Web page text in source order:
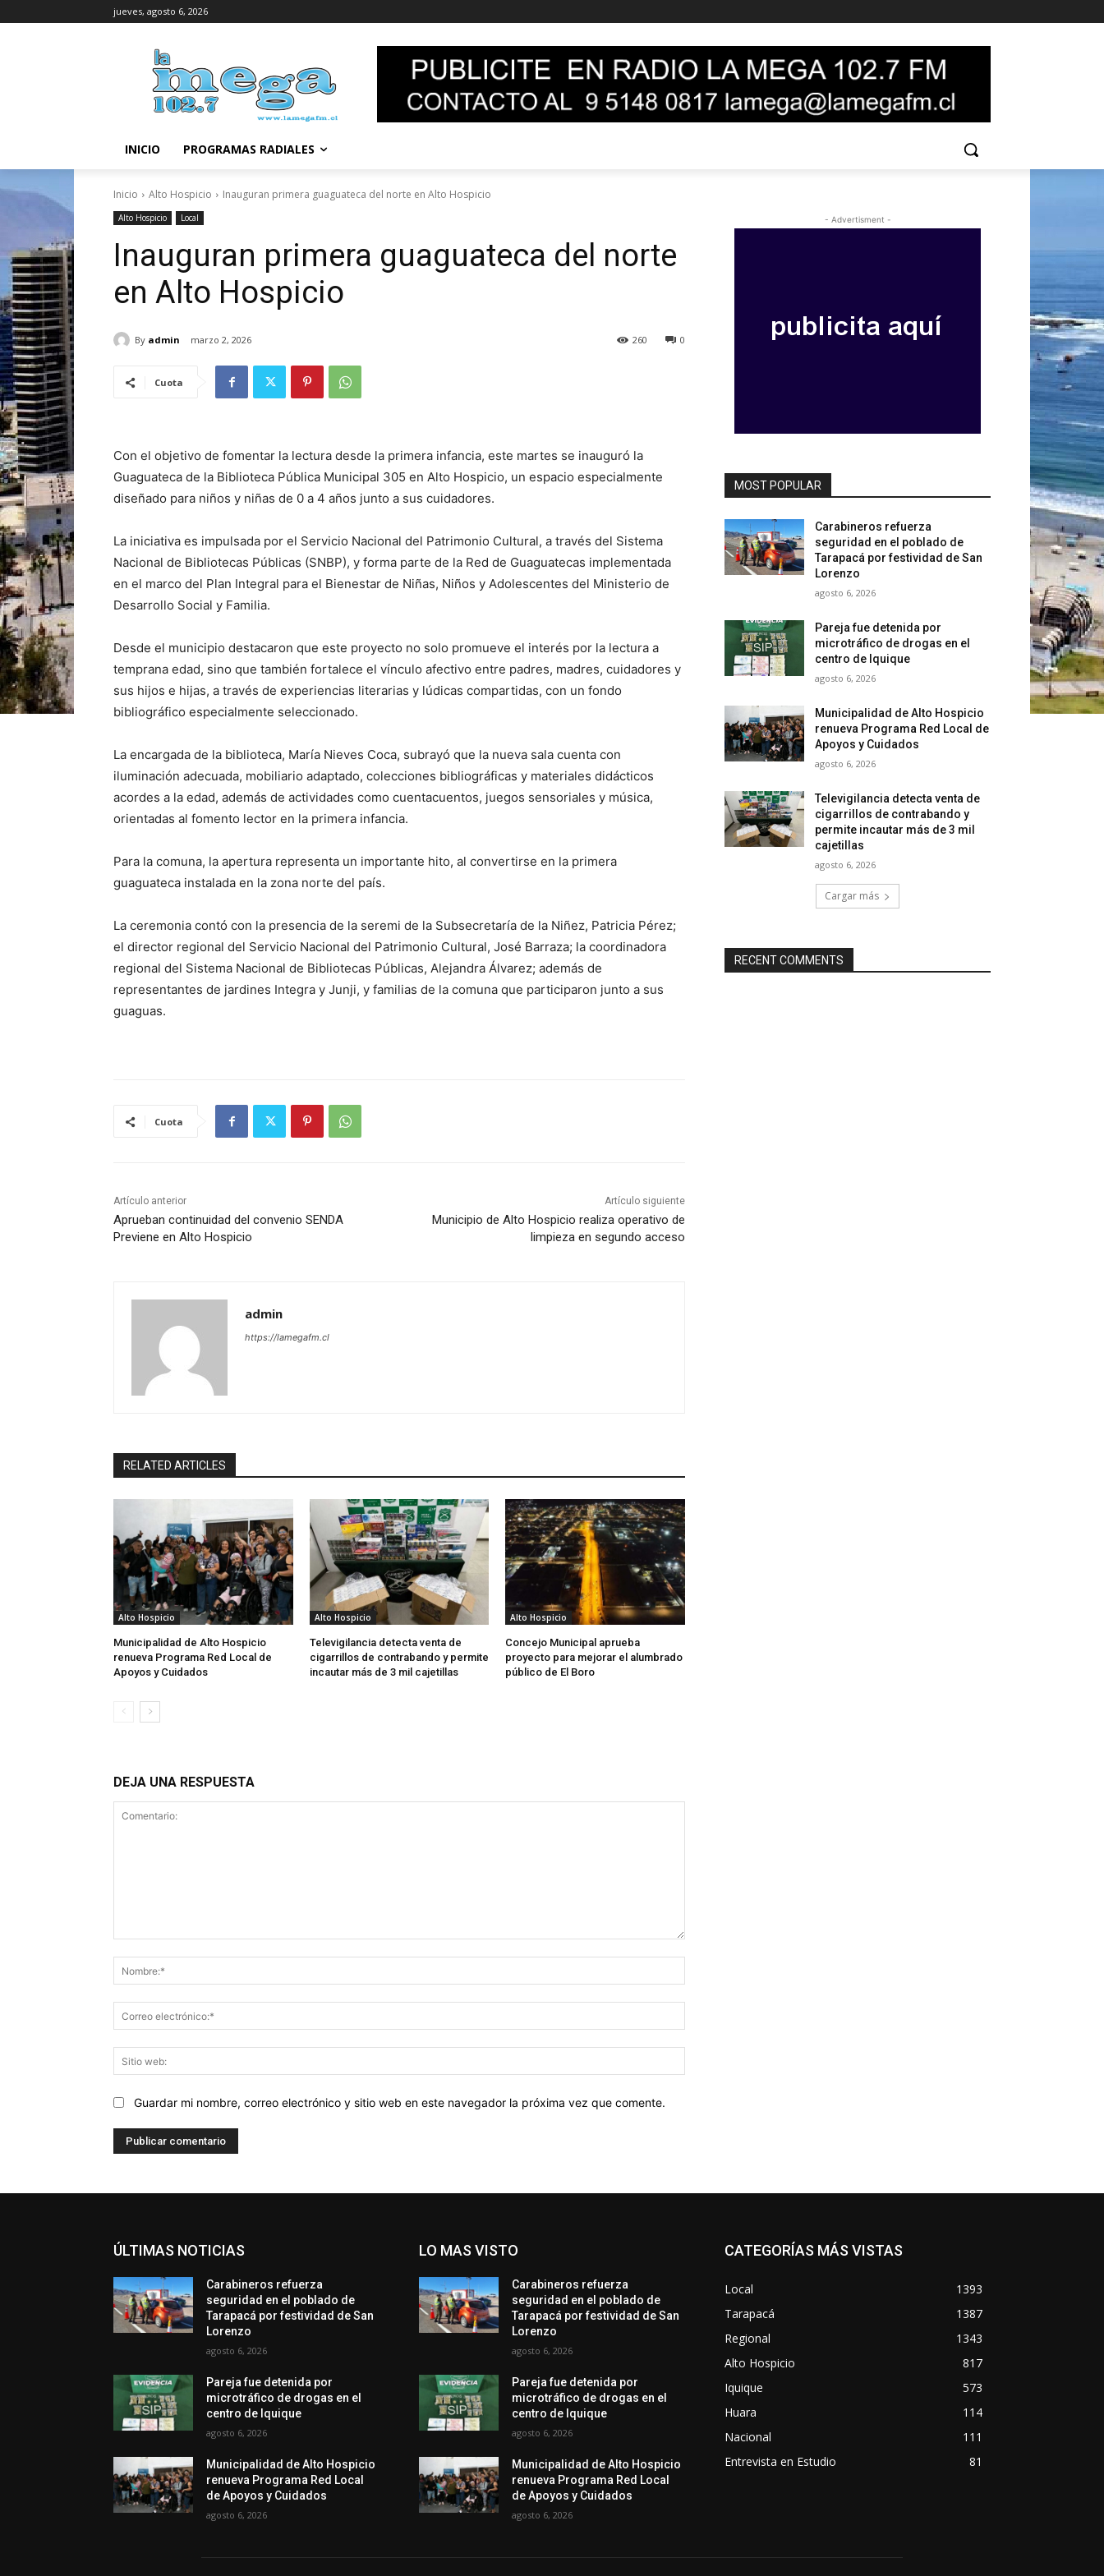
jueves, agosto 6, 2026
INICIO PROGRAMAS RADIALES
Inicio Alto Hospicio Inauguran primera guaguateca del norte en Alto Hospicio
Alto Hospicio Local
Inauguran primera guaguateca del norte
en Alto Hospicio
By admin marzo 2, 2026 0
260
Cuota
Con el objetivo de fomentar la lectura desde la primera infancia, este martes se inauguró la
Guaguateca de la Biblioteca Pública Municipal 305 en Alto Hospicio, un espacio especialmente
diseñado para niños y niñas de 0 a 4 años junto a sus cuidadores.
La iniciativa es impulsada por el Servicio Nacional del Patrimonio Cultural, a través del Sistema
Nacional de Bibliotecas Públicas (SNBP), y forma parte de la Red de Guaguatecas implementada
en el marco del Plan Integral para el Bienestar de Niñas, Niños y Adolescentes del Ministerio de
Desarrollo Social y Familia.
Desde el municipio destacaron que este proyecto no solo promueve el interés por la lectura a
temprana edad, sino que también fortalece el vínculo afectivo entre padres, madres, cuidadores y
sus hijos e hijas, a través de experiencias literarias y lúdicas compartidas, con un fondo
bibliográfico especialmente seleccionado.
La encargada de la biblioteca, María Nieves Coca, subrayó que la nueva sala cuenta con
iluminación adecuada, mobiliario adaptado, colecciones bibliográficas y materiales didácticos
acordes a la edad, además de actividades como cuentacuentos, juegos sensoriales y música,
orientadas al fomento lector en la primera infancia.
Para la comuna, la apertura representa un importante hito, al convertirse en la primera
guaguateca instalada en la zona norte del país.
La ceremonia contó con la presencia de la seremi de la Subsecretaría de la Niñez, Patricia Pérez;
el director regional del Servicio Nacional del Patrimonio Cultural, José Barraza; la coordinadora
regional del Sistema Nacional de Bibliotecas Públicas, Alejandra Álvarez; además de
representantes de jardines Integra y Junji, y familias de la comuna que participaron junto a sus
guaguas.
Cuota
Artículo anterior
Aprueban continuidad del convenio SENDA
Previene en Alto Hospicio
Artículo siguiente
Municipio de Alto Hospicio realiza operativo de
limpieza en segundo acceso
admin
https://lamegafm.cl
RELATED ARTICLES
Alto Hospicio
Municipalidad de Alto Hospicio
renueva Programa Red Local de
Apoyos y Cuidados
Alto Hospicio
Televigilancia detecta venta de
cigarrillos de contrabando y permite
incautar más de 3 mil cajetillas
Alto Hospicio
Concejo Municipal aprueba
proyecto para mejorar el alumbrado
público de El Boro
DEJA UNA RESPUESTA
electrónico:*
web:
Guardar mi nombre, correo electrónico y sitio web en este navegador la próxima vez que comente.
- Advertisment -
MOST POPULAR
Carabineros refuerza
seguridad en el poblado de
Tarapacá por festividad de San
Lorenzo
agosto 6, 2026
Pareja fue detenida por
microtráfico de drogas en el
centro de Iquique
agosto 6, 2026
Municipalidad de Alto Hospicio
renueva Programa Red Local de
Apoyos y Cuidados
agosto 6, 2026
Televigilancia detecta venta de
cigarrillos de contrabando y
permite incautar más de 3 mil
cajetillas
agosto 6, 2026
Cargar más
RECENT COMMENTS
ÚLTIMAS NOTICIAS
Carabineros refuerza
seguridad en el poblado de
Tarapacá por festividad de San
Lorenzo
agosto 6, 2026
Pareja fue detenida por
microtráfico de drogas en el
centro de Iquique
agosto 6, 2026
Municipalidad de Alto Hospicio
renueva Programa Red Local
de Apoyos y Cuidados
agosto 6, 2026
LO MAS VISTO
Carabineros refuerza
seguridad en el poblado de
Tarapacá por festividad de San
Lorenzo
agosto 6, 2026
Pareja fue detenida por
microtráfico de drogas en el
centro de Iquique
agosto 6, 2026
Municipalidad de Alto Hospicio
renueva Programa Red Local
de Apoyos y Cuidados
agosto 6, 2026
CATEGORÍAS MÁS VISTAS
Local
1393
Tarapacá
1387
Regional
1343
Alto Hospicio
817
Iquique
573
Huara
114
Nacional
111
Entrevista en Estudio
81